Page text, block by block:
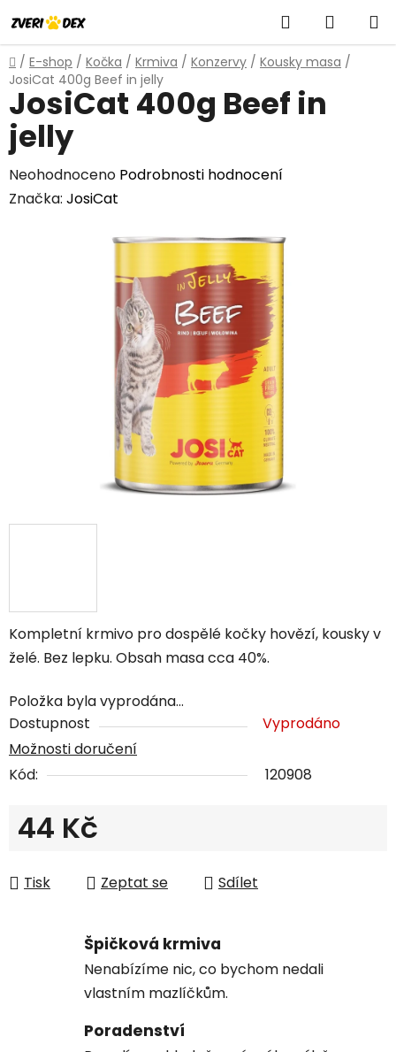
na
obsah
Hledat
KOŠÍK
Domů
/ E-shop / Kočka / Krmiva / Konzervy / Kousky masa /
JosiCat 400g Beef in jelly
Kompletní krmivo pro dospělé kočky hovězí, kousky v
želé. Bez lepku. Obsah masa cca 40%.
Položka byla vyprodána…
Dostupnost
Vyprodáno
Možnosti doručení
Kód:
120908
44 Kč
Tisk
Zeptat se Sdílet
JosiCat 400g Beef in
jelly
Průměrné
hodnocení
Neohodnoceno Podrobnosti hodnocení
Značka: JosiCat
Špičková krmiva
Nenabízíme nic, co bychom nedali
vlastním mazlíčkům.
Poradenství